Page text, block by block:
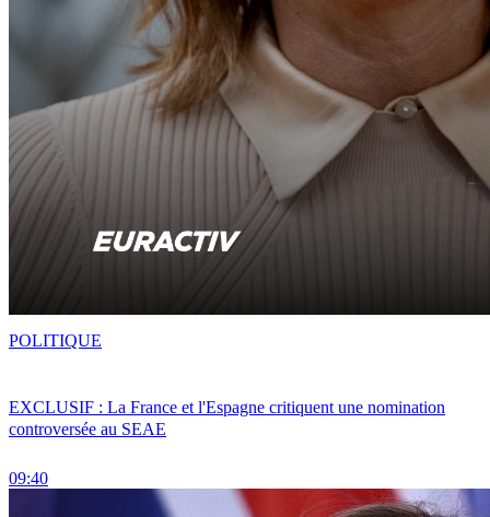
EXCLUSIF : La France et l'Espagne critiquent une nomination
controversée au SEAE
09:40
POLITIQUE